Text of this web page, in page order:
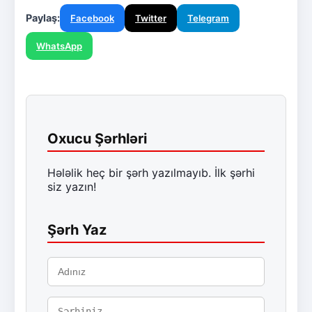
Paylaş: Facebook Twitter Telegram
WhatsApp
Oxucu Şərhləri
Hələlik heç bir şərh yazılmayıb. İlk şərhi
siz yazın!
Şərh Yaz